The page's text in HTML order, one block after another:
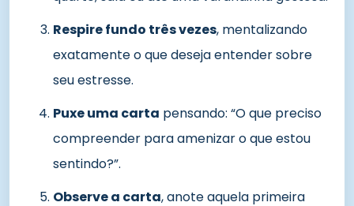
Respire fundo três vezes, mentalizando
exatamente o que deseja entender sobre
seu estresse.
Puxe uma carta pensando: “O que preciso
compreender para amenizar o que estou
sentindo?”.
Observe a carta, anote aquela primeira